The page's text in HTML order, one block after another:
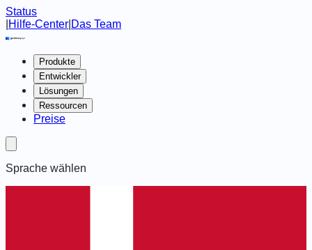
Status
Hilfe-Center Das Team
Produkte
Entwickler
Lösungen
Ressourcen
Preise
Sprache wählen